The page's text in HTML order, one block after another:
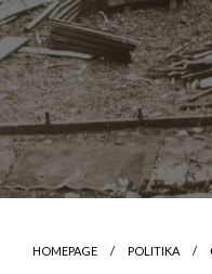
HOMEPAGE POLITIKA